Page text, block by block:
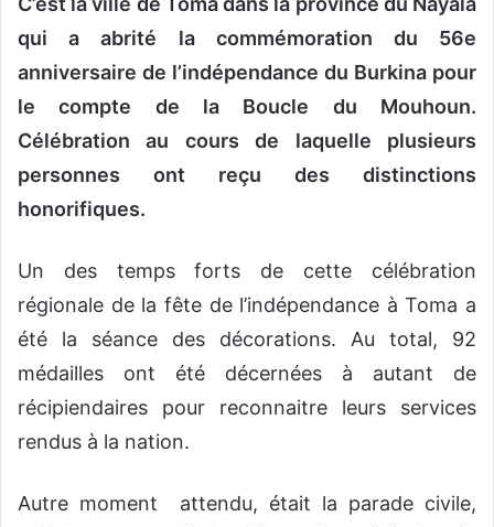
qui a abrité la commémoration du 56e
anniversaire de l’indépendance du Burkina pour
le compte de la Boucle du Mouhoun.
Célébration au cours de laquelle plusieurs
personnes ont reçu des distinctions
honorifiques.
Un des temps forts de cette célébration
régionale de la fête de l’indépendance à Toma a
été la séance des décorations. Au total, 92
médailles ont été décernées à autant de
récipiendaires pour reconnaitre leurs services
rendus à la nation.
Autre moment attendu, était la parade civile,